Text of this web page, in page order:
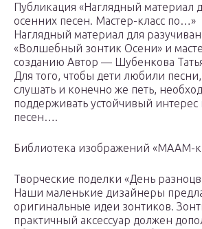
Публикация «Наглядный материал
осенних песен. Мастер-класс по…»
Наглядный материал для
«Волшебный зонтик Осени» и
созданию Автор — Шубенкова
Для того, чтобы дети любили
слушать и конечно же петь,
поддерживать устойчивый
песен….
Библиотека изображений «МААМ-
Творческие поделки «День
Наши маленькие дизайнеры
оригинальные идеи зонтиков.
практичный аксессуар должен